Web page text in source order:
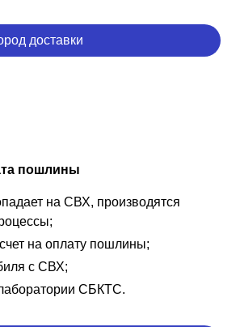
доставки
пошлины
на СВХ, производятся
на оплату пошлины;
с СВХ;
СБКТС.